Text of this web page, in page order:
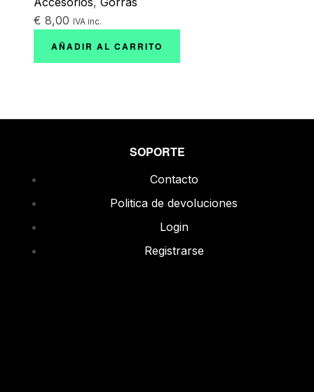
€ 8,00 IVA inc.
AÑADIR AL CARRITO
SOPORTE
Contacto
Politica de devoluciones
Login
Registrarse